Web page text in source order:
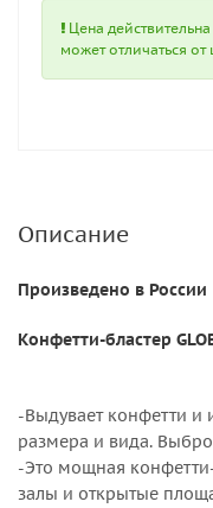
Цена
может отличаться
Описание
Произведено в России
Конфетти-бластер
-Выдувает конфетти и
размера и вида.
-Это мощная
залы и открытые